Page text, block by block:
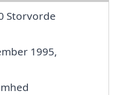
Storvorde
1995,